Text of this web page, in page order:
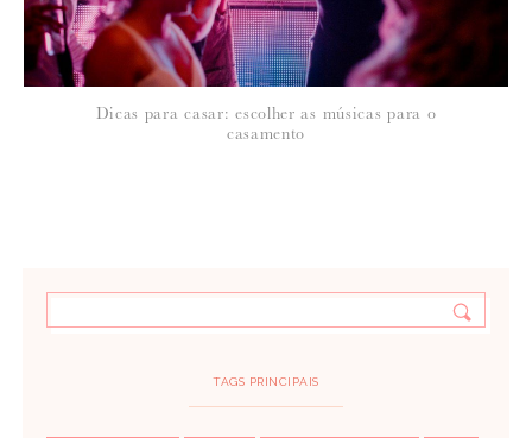
Dicas para casar: escolher as músicas para o
casamento
TAGS PRINCIPAIS